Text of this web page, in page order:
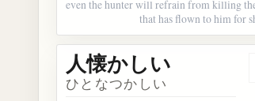
even the hunter will refrain from killing
that has flown to him for
人懐かしい
ひとなつかしい